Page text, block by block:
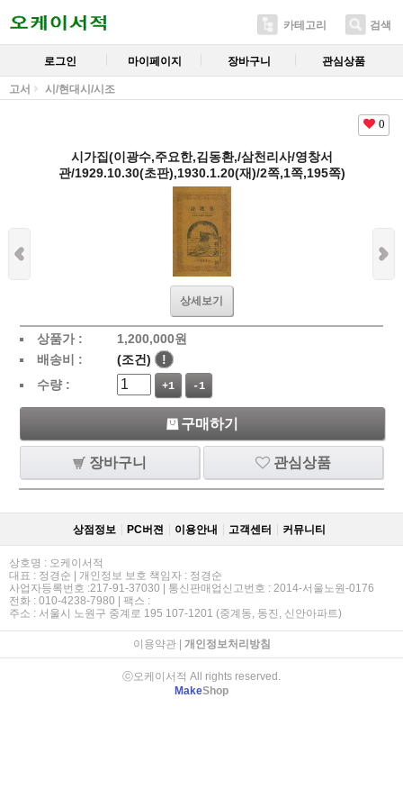
카테고리 검색
로그인 마이페이지 장바구니 관심상품
고서 시/현대시/시조
0
시가집(이광수,주요한,김동환,/삼천리사/영창서
관/1929.10.30(초판),1930.1.20(재)/2쪽,1쪽,195쪽)
상세보기
상품가 : 1,200,000원
배송비 :
(조건)
!
수량 :
+1 -1
구매하기
장바구니 관심상품
상점정보 PC버젼 이용안내 고객센터 커뮤니티
상호명 : 오케이서적
대표 : 정경순 | 개인정보 보호 책임자 : 정경순
사업자등록번호 :217-91-37030 | 통신판매업신고번호 : 2014-서울노원-0176
전화 : 010-4238-7980 | 팩스 :
주소 : 서울시 노원구 중계로 195 107-1201 (중계동, 동진, 신안아파트)
이용약관| 개인정보처리방침
ⓒ오케이서적 All rights reserved.
MakeShop